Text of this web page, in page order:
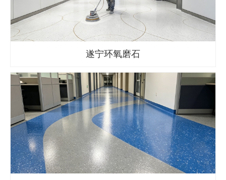
遂宁环氧磨石